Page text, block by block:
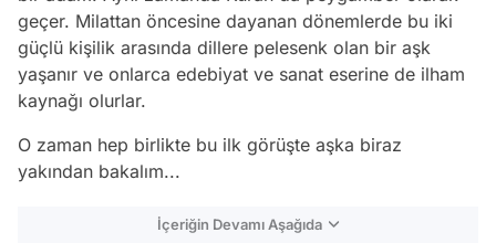
geçer. Milattan öncesine dayanan dönemlerde bu iki
güçlü kişilik arasında dillere pelesenk olan bir aşk
yaşanır ve onlarca edebiyat ve sanat eserine de ilham
kaynağı olurlar.
O zaman hep birlikte bu ilk görüşte aşka biraz
yakından bakalım...
İçeriğin Devamı Aşağıda